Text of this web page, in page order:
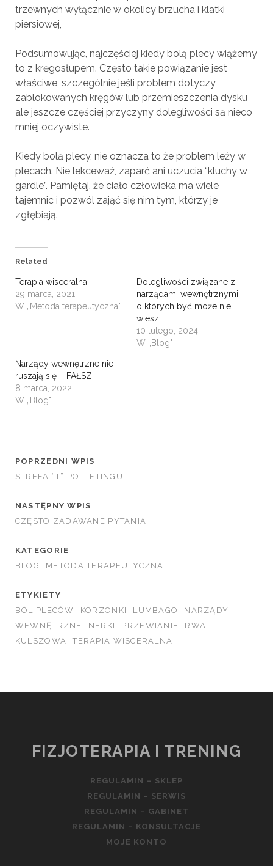
trzewnych wyłącznie w okolicy brzucha i klatki
piersiowej,
Podsumowując, najczęściej kiedy bolą plecy wiążemy
to z kręgosłupem. Często takie powiązanie jest
właściwe, szczególnie jeśli problem dotyczy
zablokowanych kręgów lub przemieszczenia dysku
ale jeszcze częściej przyczyny dolegliwości są nieco
mniej oczywiste.
Kiedy bolą plecy, nie oznacza to że problem leży w
plecach. Nie lekceważ, zaparć ani uczucia “kluchy w
gardle”. Pamiętaj, że ciało człowieka ma wiele
tajemnic i pozwól zająć się nim tym, którzy je
zgłębiają.
Related
Terapia wisceralna
29 marca, 2021
W „Metoda terapeutyczna"
Dolegliwości związane z
narządami wewnętrznymi,
o których być może nie
wiesz
10 lutego, 2024
W „Blog"
Narządy wewnętrzne nie
ruszają się – FAŁSZ
8 marca, 2022
W „Blog"
POPRZEDNI WPIS
STREFA “T” PO LIFTINGU
NASTĘPNY WPIS
CZĘSTO ZADAWANE PYTANIA
KATEGORIE
BLOG
METODA TERAPEUTYCZNA
ETYKIETY
BÓL PLECÓW
KORZONKI LUMBAGO
NARZĄDY
WEWNĘTRZNE
NERKI PRZEWIANIE
RWA
KULSZOWA
TERAPIA WISCERALNA
FIZJOTERAPIA I TRENING
REGULAMIN – SKLEP
REGULAMIN – SERWIS
REGULAMIN – GABINET
REGULAMIN – KONSULTACJE
MOJE KONTO